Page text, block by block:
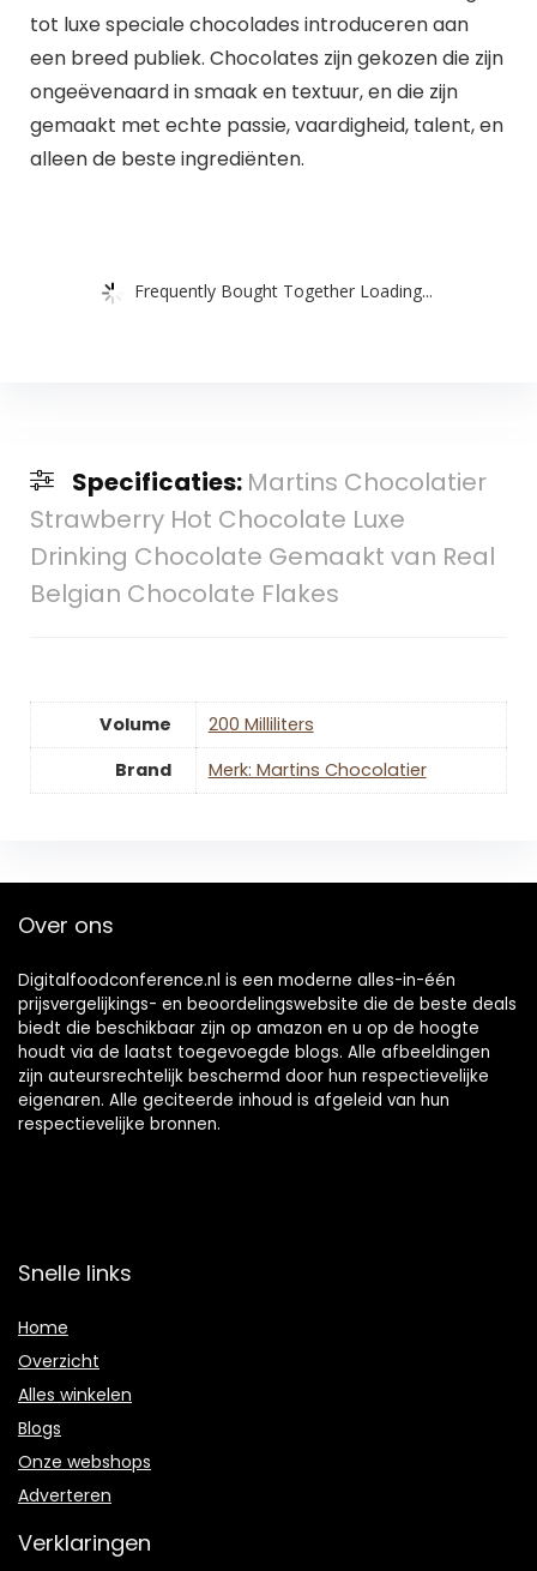
tot luxe speciale chocolades introduceren aan
een breed publiek. Chocolates zijn gekozen die zijn
ongeëvenaard in smaak en textuur, en die zijn
gemaakt met echte passie, vaardigheid, talent, en
alleen de beste ingrediënten.
Frequently Bought Together Loading...
Specificaties: Martins Chocolatier
Strawberry Hot Chocolate Luxe
Drinking Chocolate Gemaakt van Real
Belgian Chocolate Flakes
Volume
‎200 Milliliters
Brand
Merk: Martins Chocolatier
Over ons
Digitalfoodconference.nl is een moderne alles-in-één
prijsvergelijkings- en beoordelingswebsite die de beste deals
biedt die beschikbaar zijn op amazon en u op de hoogte
houdt via de laatst toegevoegde blogs. Alle afbeeldingen
zijn auteursrechtelijk beschermd door hun respectievelijke
eigenaren. Alle geciteerde inhoud is afgeleid van hun
respectievelijke bronnen.
Snelle links
Home
Overzicht
Alles winkelen
Blogs
Onze webshops
Adverteren
Verklaringen